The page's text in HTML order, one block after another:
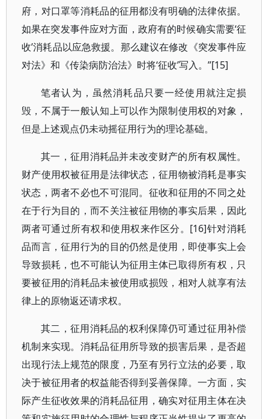
府，对口罩等消耗品的征用都没有明确的法律依据。
如果在突发事件应对方面，政府有的时候确实需要‘征
收’消耗品以应急救援。那么建议在修改《突发事件应
对法》和《传染病防治法》时将‘征收’写入。”[15]
笔者认为，虽然消耗品只要一经使用就注定损
毁，不属于一般认知上可以作为限制使用权的对象，
但是上述观点仍未动摇征用行为的理论基础。
其一，征用消耗品并未改变财产的所有权属性。
财产使用权被征用是法律状态，征用物被消耗是事实
状态，两者不必也不可混同。征收和征用的不同之处
在于行为目的，而不关注被征用物的事实后果，因此
两者可通过所有权和使用权来作区分。[16]针对消耗
品而言，征用行为的目的仍然是使用，即使事实上会
导致损耗，也不可能认为征用主体已取得所有权，只
要被征用的消耗品未被使用或损毁，相对人就享有法
律上的原物返还请求权。
其二，征用消耗品的权利保障仍可通过征用补偿
机制来实现。消耗品征用所导致的损害后果，是否超
出现行法上规范的限度，乃至有另行立法的必要，取
决于被征用者的权益能否得到妥善保障。一方面，实
际产生征收效果的消耗品征用，确实对征用主体在决